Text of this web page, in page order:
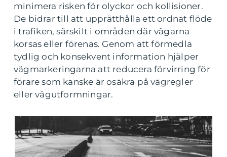
minimera risken för olyckor och kollisioner.
De bidrar till att upprätthålla ett ordnat flöde
i trafiken, särskilt i områden där vägarna
korsas eller förenas. Genom att förmedla
tydlig och konsekvent information hjälper
vägmarkeringarna att reducera förvirring för
förare som kanske är osäkra på vägregler
eller vägutformningar.